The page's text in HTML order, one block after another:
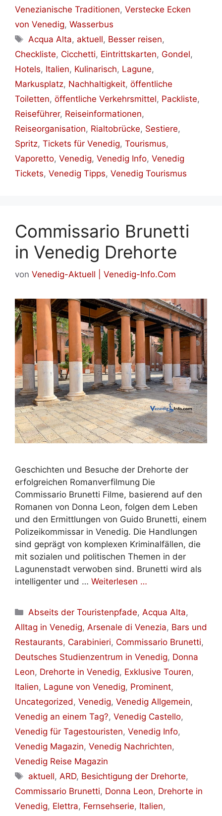
Venezianische Traditionen, Verstecke Ecken
von Venedig, Wasserbus
Schlagwörter
Acqua Alta, aktuell, Besser reisen,
Checkliste, Cicchetti, Eintrittskarten, Gondel,
Hotels, Italien, Kulinarisch, Lagune,
Markusplatz, Nachhaltigkeit, öffentliche
Toiletten, öffentliche Verkehrsmittel, Packliste,
Reiseführer, Reiseinformationen,
Reiseorganisation, Rialtobrücke, Sestiere,
Spritz, Tickets für Venedig, Tourismus,
Vaporetto, Venedig, Venedig Info, Venedig
Tickets, Venedig Tipps, Venedig Tourismus
Commissario Brunetti
in Venedig Drehorte
von Venedig-Aktuell | Venedig-Info.Com
Geschichten und Besuche der Drehorte der
erfolgreichen Romanverfilmung Die
Commissario Brunetti Filme, basierend auf den
Romanen von Donna Leon, folgen dem Leben
und den Ermittlungen von Guido Brunetti, einem
Polizeikommissar in Venedig. Die Handlungen
sind geprägt von komplexen Kriminalfällen, die
mit sozialen und politischen Themen in der
Lagunenstadt verwoben sind. Brunetti wird als
intelligenter und … Weiterlesen …
Kategorien
Abseits der Touristenpfade, Acqua Alta,
Alltag in Venedig, Arsenale di Venezia, Bars und
Restaurants, Carabinieri, Commissario Brunetti,
Deutsches Studienzentrum in Venedig, Donna
Leon, Drehorte in Venedig, Exklusive Touren,
Italien, Lagune von Venedig, Prominent,
Uncategorized , Venedig, Venedig Allgemein,
Venedig an einem Tag?, Venedig Castello,
Venedig für Tagestouristen, Venedig Info,
Venedig Magazin, Venedig Nachrichten,
Venedig Reise Magazin
Schlagwörter
aktuell, ARD, Besichtigung der Drehorte,
Commissario Brunetti, Donna Leon, Drehorte in
Venedig, Elettra, Fernsehserie, Italien,